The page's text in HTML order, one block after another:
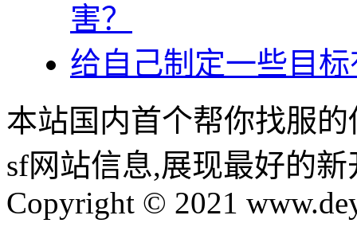
害？
给自己制定一些目
本站国内首个帮你找服
sf网站信息,展现最好的
Copyright © 2021